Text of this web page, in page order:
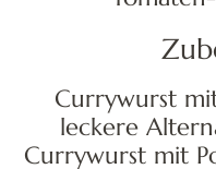
Currywurst
leckere
Currywurst mit
Paprika, 2
möglichst
einem